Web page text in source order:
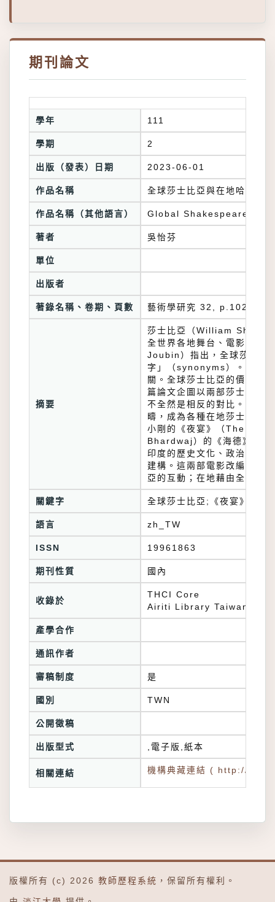
期刊論文
學年 111
學期 2
出版（發表）日期 2023-06-01
作品名稱 全球莎士比亞與在地哈姆雷
作品名稱（其他語言） Global Shakespeare
著者 吳怡芬
單位
出版者
著錄名稱、卷期、頁數 藝術學研究 32, p.102-139
摘要
莎士比亞（William
全世界各地舞台、電影，以
Joubin）指出，全球莎士比
字」（synonyms）。她認
關。全球莎士比亞的價值在
篇論文企圖以兩部莎士比亞
不全然是相反的對比。全球
疇，成為各種在地莎士比亞
小剛的《夜宴》（The
Bhardwaj）的《海德》（
印度的歷史文化、政治脈絡
建構。這兩部電影改編檢視
亞的互動；在地藉由全球流
關鍵字 全球莎士比亞;《夜宴》;《
語言 zh_TW
ISSN 19961863
期刊性質 國內
收錄於
THCI Core
產學合作
通訊作者
審稿制度 是
國別 TWN
公開徵稿
出版型式 ,電子版,紙本
相關連結 機構典藏連結 ( http://
版權所有 (c) 2026 教師歷程系統 ，保留所有權利。